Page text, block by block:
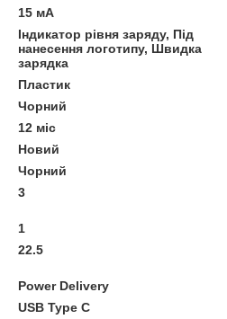
15 мА
Індикатор рівня заряду, Під
нанесення логотипу, Швидка
зарядка
Пластик
Чорний
12 міс
Новий
Чорний
3
1
22.5
Power Delivery
USB Type C